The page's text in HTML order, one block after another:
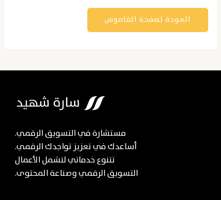
العودة لصفحة القاموس
مستشارة في التسويق الرقمي.
أساعدك في تعزيز تواجدك الرقمي.
تتنوع خدماتي لتشمل الأعمال
التسويق الرقمي وصناعة المحتوى.